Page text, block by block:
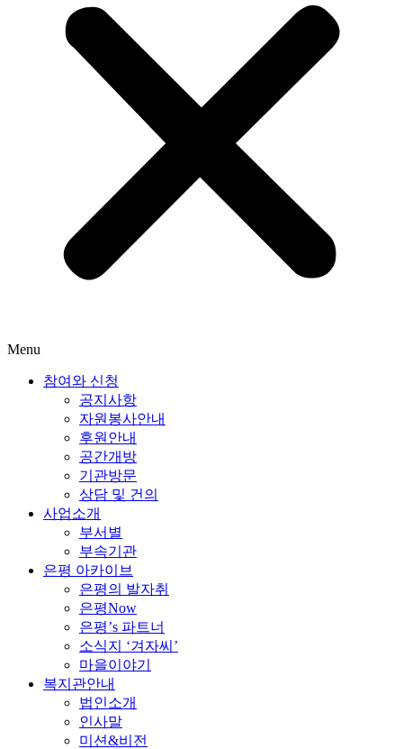
Menu
참여와 신청
공지사항
자원봉사안내
후원안내
공간개방
기관방문
상담 및 건의
사업소개
부서별
부속기관
은평 아카이브
은평의 발자취
은평Now
은평’s 파트너
소식지 ‘겨자씨’
마을이야기
복지관안내
법인소개
인사말
미션&비전